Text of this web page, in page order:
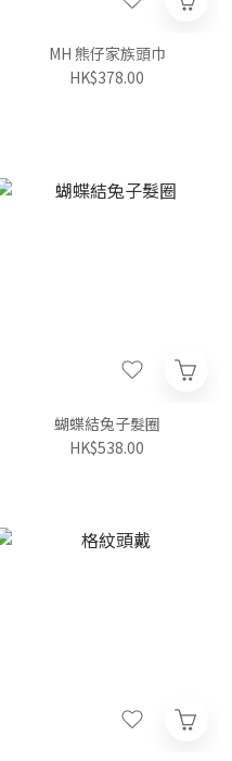
MH 熊仔家族頭巾
HK$378.00
蝴蝶結兔子髮圈
HK$538.00